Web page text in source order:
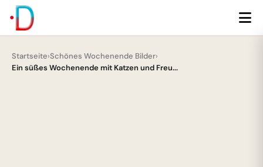
Startseite›Schönes Wochenende Bilder›
Ein süßes Wochenende mit Katzen und Freu...